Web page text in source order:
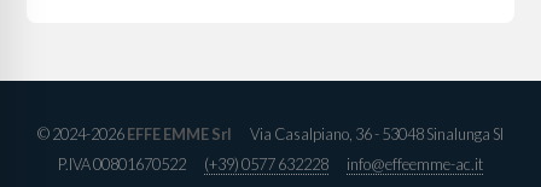
© 2024-2026EFFE EMME Srl
Via Casalpiano, 36 - 53048 Sinalunga SI
P.IVA 00801670522
(+39) 0577 632228
info@effeemme-ac.it